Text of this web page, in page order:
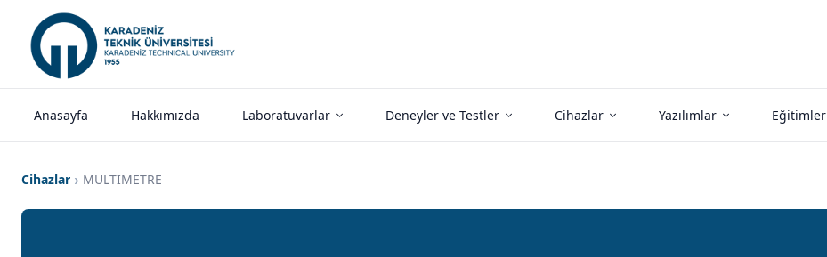
Anasayfa Hakkımızda Laboratuvarlar Deneyler ve Testler Cihazlar Yazılımlar Eğitimler
Cihazlar MULTIMETRE